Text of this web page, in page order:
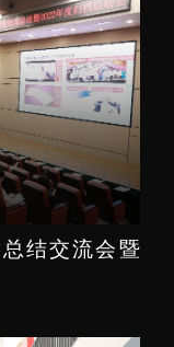
医药与健康研
结交流会暨